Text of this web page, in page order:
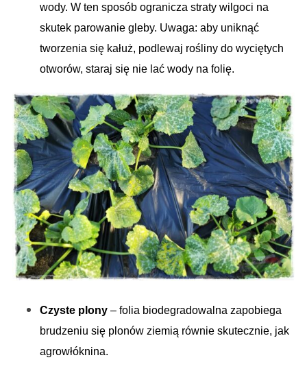
wody. W ten sposób ogranicza straty wilgoci na
skutek parowanie gleby. Uwaga: aby uniknąć
tworzenia się kałuż, podlewaj rośliny do wyciętych
otworów, staraj się nie lać wody na folię.
Czyste plony– folia biodegradowalna zapobiega
brudzeniu się plonów ziemią równie skutecznie, jak
agrowłóknina.